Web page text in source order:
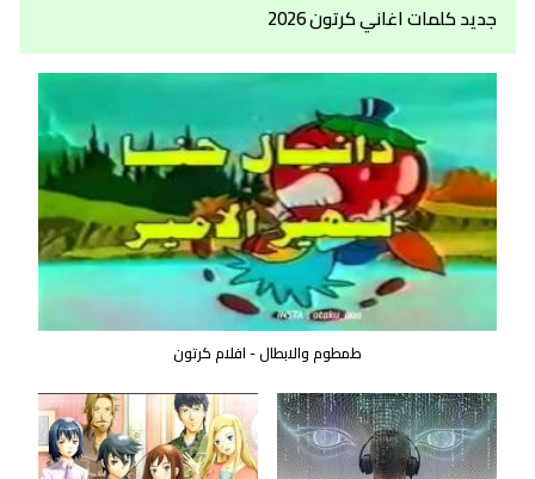
جديد كلمات اغاني كرتون 2026
طمطوم والابطال - افلام كرتون